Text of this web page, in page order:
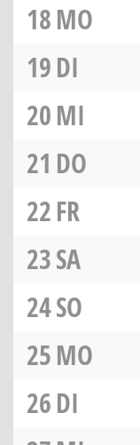
18MO
19DI
20MI
21 DO
22FR
23SA
24SO
25MO
26DI